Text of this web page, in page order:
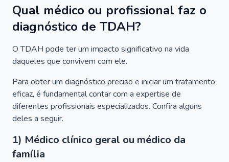
Qual médico ou profissional faz o
diagnóstico de TDAH?
O TDAH pode ter um impacto significativo na vida
daqueles que convivem com ele.
Para obter um diagnóstico preciso e iniciar um tratamento
eficaz, é fundamental contar com a expertise de
diferentes profissionais especializados. Confira alguns
deles a seguir.
1) Médico clínico geral ou médico da
família